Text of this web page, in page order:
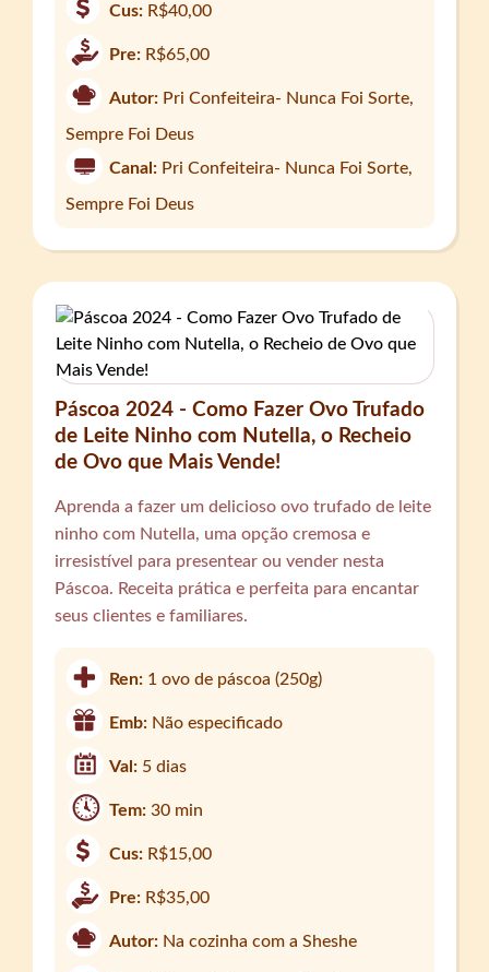
Cus: R$40,00
Pre: R$65,00
Autor: Pri Confeiteira- Nunca Foi Sorte,
Sempre Foi Deus
Canal: Pri Confeiteira- Nunca Foi Sorte,
Sempre Foi Deus
Páscoa 2024 - Como Fazer Ovo Trufado
de Leite Ninho com Nutella, o Recheio
de Ovo que Mais Vende!
Aprenda a fazer um delicioso ovo trufado de leite
ninho com Nutella, uma opção cremosa e
irresistível para presentear ou vender nesta
Páscoa. Receita prática e perfeita para encantar
seus clientes e familiares.
Ren: 1 ovo de páscoa (250g)
Emb: Não especificado
Val: 5 dias
Tem:30 min
Cus: R$15,00
Pre: R$35,00
Autor: Na cozinha com a Sheshe